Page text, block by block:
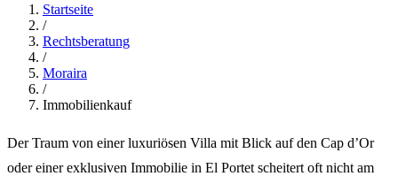
Startseite
/
Rechtsberatung
/
Moraira
/
Immobilienkauf
Der Traum von einer luxuriösen Villa mit Blick auf den Cap d’Or
oder einer exklusiven Immobilie in El Portet scheitert oft nicht am